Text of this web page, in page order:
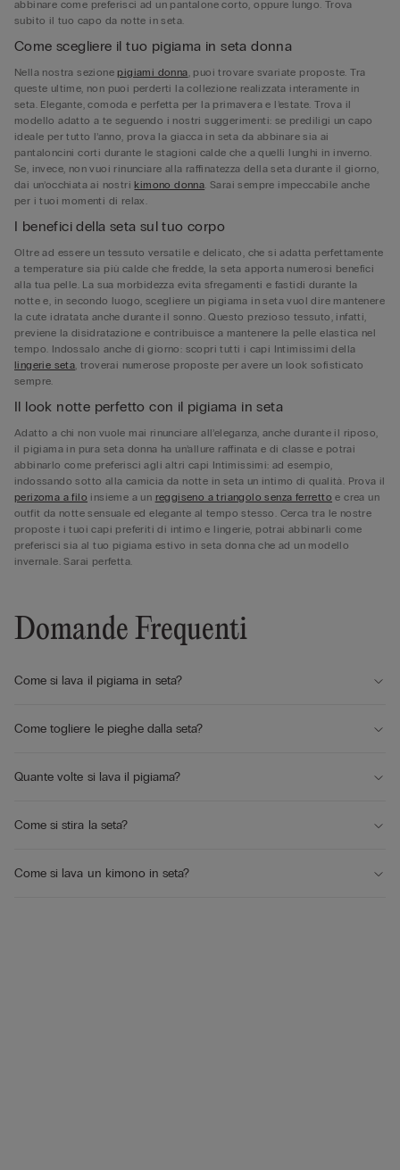
abbinare come preferisci ad un pantalone corto, oppure lungo. Trova
subito il tuo capo da notte in seta.
Come scegliere il tuo pigiama in seta donna
Nella nostra sezionepigiami donna, puoi trovare svariate proposte. Tra
queste ultime, non puoi perderti la collezione realizzata interamente in
seta. Elegante, comoda e perfetta per la primavera e l’estate. Trova il
modello adatto a te seguendo i nostri suggerimenti: se prediligi un capo
ideale per tutto l’anno, prova la giacca in seta da abbinare sia ai
pantaloncini corti durante le stagioni calde che a quelli lunghi in inverno.
Se, invece, non vuoi rinunciare alla raffinatezza della seta durante il giorno,
dai un’occhiata ai nostrikimono donna. Sarai sempre impeccabile anche
per i tuoi momenti di relax.
I benefici della seta sul tuo corpo
Oltre ad essere un tessuto versatile e delicato, che si adatta perfettamente
a temperature sia più calde che fredde, la seta apporta numerosi benefici
alla tua pelle. La sua morbidezza evita sfregamenti e fastidi durante la
notte e, in secondo luogo, scegliere un pigiama in seta vuol dire mantenere
la cute idratata anche durante il sonno. Questo prezioso tessuto, infatti,
previene la disidratazione e contribuisce a mantenere la pelle elastica nel
tempo. Indossalo anche di giorno: scopri tutti i capi Intimissimi della
lingerie seta, troverai numerose proposte per avere un look sofisticato
sempre.
Il look notte perfetto con il pigiama in seta
Adatto a chi non vuole mai rinunciare all’eleganza, anche durante il riposo,
il pigiama in pura seta donna ha un’allure raffinata e di classe e potrai
abbinarlo come preferisci agli altri capi Intimissimi: ad esempio,
indossando sotto alla camicia da notte in seta un intimo di qualità. Prova il
perizoma a filo insieme a un reggiseno a triangolo senza ferretto e crea un
outfit da notte sensuale ed elegante al tempo stesso. Cerca tra le nostre
proposte i tuoi capi preferiti di intimo e lingerie, potrai abbinarli come
preferisci sia al tuo pigiama estivo in seta donna che ad un modello
invernale. Sarai perfetta.
Domande Frequenti
Come si lava il pigiama in seta?
Come togliere le pieghe dalla seta?
Quante volte si lava il pigiama?
Come si stira la seta?
Come si lava un kimono in seta?